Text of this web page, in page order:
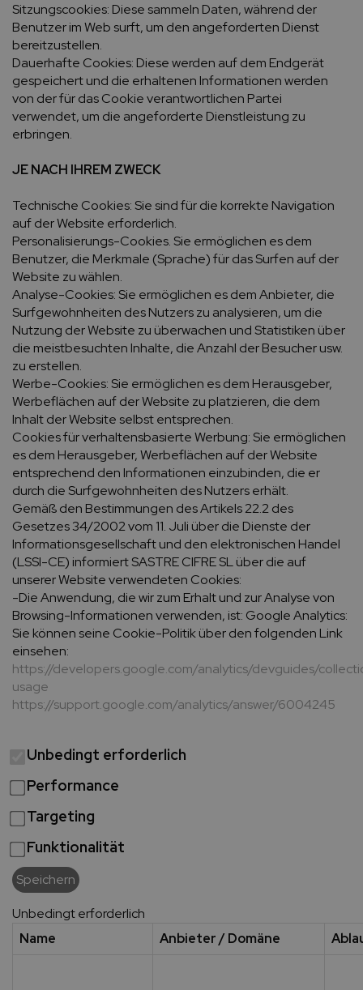
Sitzungscookies: Diese sammeln Daten, während der
Benutzer im Web surft, um den angeforderten Dienst
bereitzustellen.
Dauerhafte Cookies: Diese werden auf dem Endgerät
gespeichert und die erhaltenen Informationen werden
von der für das Cookie verantwortlichen Partei
verwendet, um die angeforderte Dienstleistung zu
erbringen.
JE NACH IHREM ZWECK
Technische Cookies: Sie sind für die korrekte Navigation
auf der Website erforderlich.
Personalisierungs-Cookies. Sie ermöglichen es dem
Benutzer, die Merkmale (Sprache) für das Surfen auf der
Website zu wählen.
Analyse-Cookies: Sie ermöglichen es dem Anbieter, die
Surfgewohnheiten des Nutzers zu analysieren, um die
Nutzung der Website zu überwachen und Statistiken über
die meistbesuchten Inhalte, die Anzahl der Besucher usw.
zu erstellen.
Werbe-Cookies: Sie ermöglichen es dem Herausgeber,
Werbeflächen auf der Website zu platzieren, die dem
Inhalt der Website selbst entsprechen.
Cookies für verhaltensbasierte Werbung: Sie ermöglichen
es dem Herausgeber, Werbeflächen auf der Website
entsprechend den Informationen einzubinden, die er
durch die Surfgewohnheiten des Nutzers erhält.
Gemäß den Bestimmungen des Artikels 22.2 des
Gesetzes 34/2002 vom 11. Juli über die Dienste der
Informationsgesellschaft und den elektronischen Handel
(LSSI-CE) informiert SASTRE CIFRE SL über die auf
unserer Website verwendeten Cookies:
-Die Anwendung, die wir zum Erhalt und zur Analyse von
Browsing-Informationen verwenden, ist: Google Analytics:
Sie können seine Cookie-Politik über den folgenden Link
einsehen:
https://developers.google.com/analytics/devguides/
usage
https://support.google.com/analytics/answer/6004245
Unbedingt erforderlich
Performance
Targeting
Funktionalität
Speichern
Unbedingt erforderlich
Name
Anbieter / Domäne